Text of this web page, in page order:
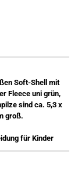
Soft-Shell mit
Fleece uni grün,
sind ca. 5,3 x
groß.
für Kinder